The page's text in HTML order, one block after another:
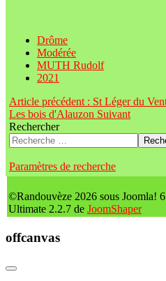
Drôme
Modérée
MUTH Rudolf
2021
Article précédent : St Léger du
Les bois d'Alauzon Suivant
Rechercher
Paramètres de recherche
©Randouvèze 2026 sous Joomla!
Ultimate 2.2.7 de JoomShaper
offcanvas